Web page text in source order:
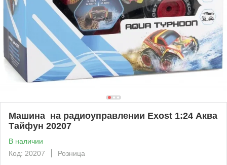
Машина на радиоуправлении Exost 1:24 Аква
Тайфун 20207
В наличии
Код: 20207
Розница